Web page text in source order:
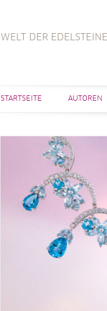
WELT DER EDELSTEINE
STARTSEITE AUTOREN